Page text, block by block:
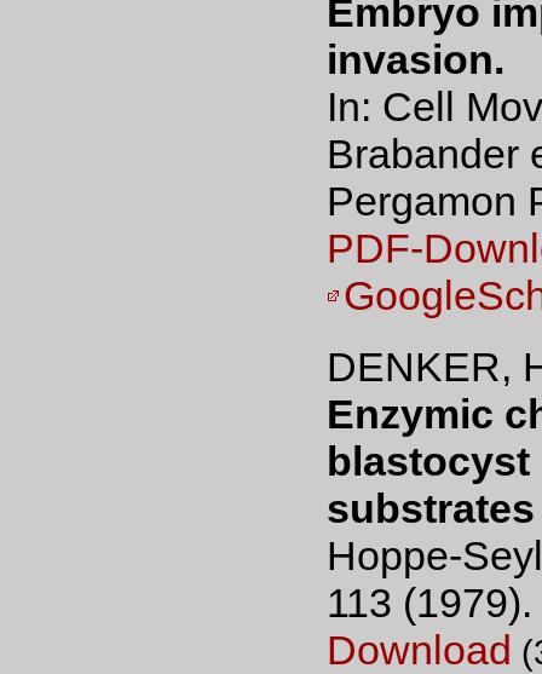
Embryo
invasion.
In: Cell
Brabander
Pergamon
PDF-
DENKER,
Enzymic
blastocyst
Hoppe-
113 (1979).
Download